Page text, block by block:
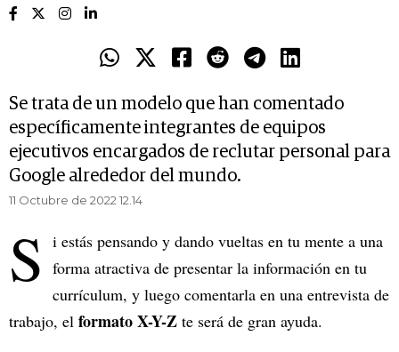
Se trata de un modelo que han comentado
específicamente integrantes de equipos
ejecutivos encargados de reclutar personal para
Google alrededor del mundo.
11 Octubre de 2022 12.14
S i estás pensando y dando vueltas en tu mente a una
forma atractiva de presentar la información en tu
currículum, y luego comentarla en una entrevista de
trabajo, el formato X-Y-Z te será de gran ayuda.